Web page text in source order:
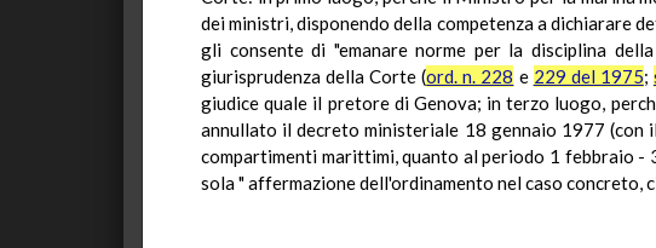
dei ministri, disponendo della competenza a dichiarare
gli consente di "emanare norme per la disciplina
giurisprudenza della Corte (ord. n. 228 e 229 del 1975;
giudice quale il pretore di Genova; in terzo luogo,
annullato il decreto ministeriale 18 gennaio 1977 (con
compartimenti marittimi, quanto al periodo 1 febbraio
sola " affermazione dell'ordinamento nel caso